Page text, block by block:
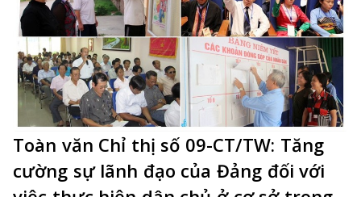
Toàn văn Chỉ thị số 09-CT/TW: Tăng
cường sự lãnh đạo của Đảng đối với